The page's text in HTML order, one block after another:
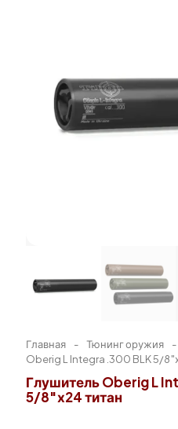
Главная - Тюнинг оружия -
Oberig L Integra .300 BLK 5/
Глушитель Oberig L
5/8″х24 титан